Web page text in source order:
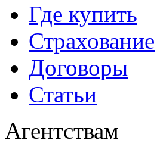
Где купить
Страхование
Договоры
Статьи
Агентствам